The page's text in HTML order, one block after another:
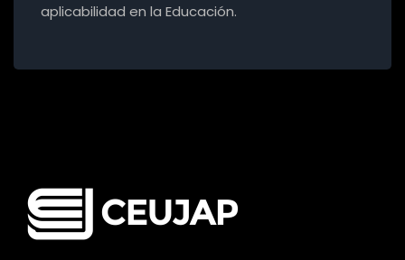
aplicabilidad en la Educación.